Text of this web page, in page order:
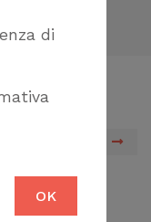
di
OK